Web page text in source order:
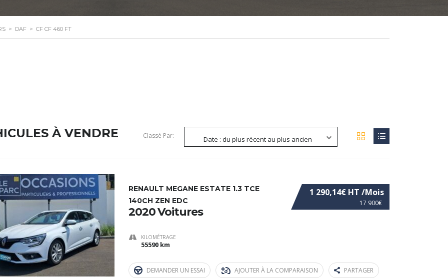
> DAF > CF CF 460 FT
À VENDRE Classé Par: Date : du plus récent au plus ancien
17 900€
1 290,14€ HT /Mois
RENAULT MEGANE ESTATE 1.3 TCE
140CH ZEN EDC
2020 Voitures
KILOMÉTRAGE
55590 km
DEMANDER UN ESSAI AJOUTER À LA COMPARAISON PARTAGER